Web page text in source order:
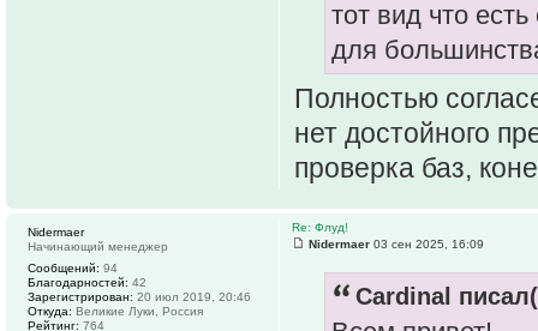
тот вид что
для
Полностью
нет достойного
проверка баз,
Re: Флуд!
Nidermaer 03 сен 2025, 16:09
Cardinal
Nidermaer
Начинающий менеджер
Сообщений: 94
Благодарностей: 42
Зарегистрирован: 20 июл 2019, 20:46
Откуда: Великие Луки, Россия
Рейтинг: 764